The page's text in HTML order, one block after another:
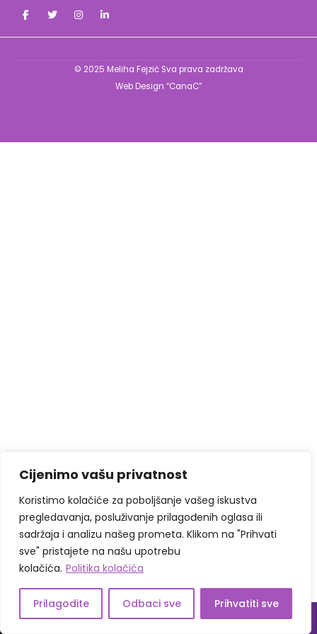
Cijenimo vašu privatnost
Koristimo kolačiće za poboljšanje vašeg iskustva
pregledavanja, posluživanje prilagođenih oglasa ili
sadržaja i analizu našeg prometa. Klikom na "Prihvati
sve" pristajete na našu upotrebu
kolačića. Politika kolačića
Prilagodite Odbaci sve Prihvatiti sve
© 2025 Meliha FejzićSva prava zadržava
Web Design “CanaC”